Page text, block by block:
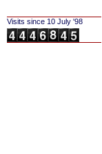
Visits since 10 July '98